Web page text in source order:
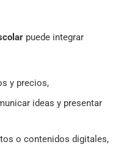
puede integrar
y precios,
ideas y presentar
o contenidos digitales,